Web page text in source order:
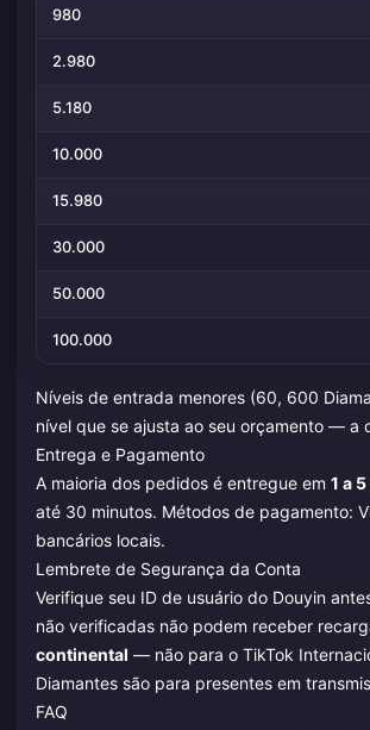
980
2.980
5.180
10.000
15.980
30.000
50.000
100.000
Níveis de entrada menores (60, 600
nível que se ajusta ao seu orçamento — a
Entrega e Pagamento
A maioria dos pedidos é entregue em 1 a
até 30 minutos. Métodos de pagamento:
bancários locais.
Lembrete de Segurança da Conta
Verifique seu ID de usuário do Douyin
não verificadas não podem receber
continental — não para o TikTok
Diamantes são para presentes em
FAQ